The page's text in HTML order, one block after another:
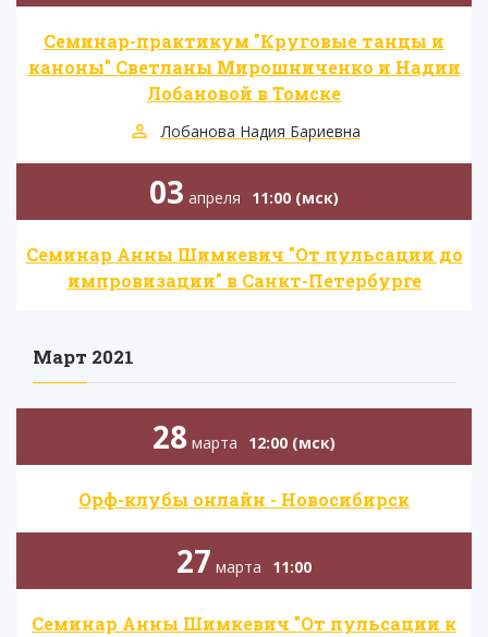
Семинар-практикум "Круговые танцы и
каноны" Светланы Мирошниченко и Надии
Лобановой в Томске
Лобанова Надия Бариевна
03 апреля 11:00 (мск)
Семинар Анны Шимкевич "От пульсации до
импровизации" в Санкт-Петербурге
Март 2021
28 марта 12:00 (мск)
Орф-клубы онлайн - Новосибирск
27 марта 11:00
Семинар Анны Шимкевич "От пульсации к